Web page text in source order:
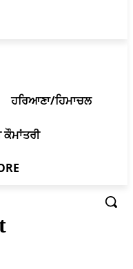
ਹਰਿਆਣਾ/ਹਿਮਾਚਲ
ਕੌਮਾਂਤਰੀ